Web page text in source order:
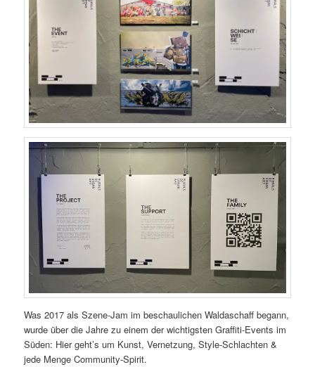
Was 2017 als Szene-Jam im beschaulichen Waldaschaff begann,
wurde über die Jahre zu einem der wichtigsten Graffiti-Events im
Süden: Hier geht’s um Kunst, Vernetzung, Style-Schlachten &
jede Menge Community-Spirit.